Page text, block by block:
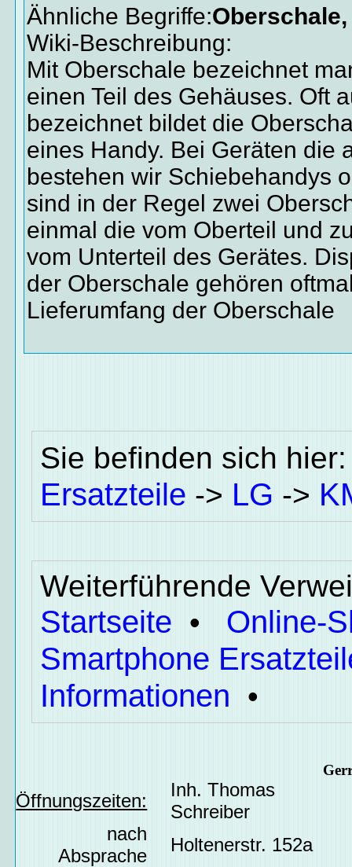
Ähnliche Begriffe:
Wiki-Beschreibung:
Mit Oberschale bezeichnet
einen Teil des Gehäuses. Oft
bezeichnet bildet die
eines Handy. Bei Geräten die
bestehen wir Schiebehandys
sind in der Regel zwei
einmal die vom Oberteil und
vom Unterteil des Gerätes.
der Oberschale gehören
Lieferumfang der Oberschale
Sie befinden sich
Ersatzteile -> LG ->
Weiterführende
Startseite • Online-
Smartphone
Informationen •
Öffnungszeiten:
Inh. Thomas
Schreiber
nach
Absprache
Holtenerstr. 152a